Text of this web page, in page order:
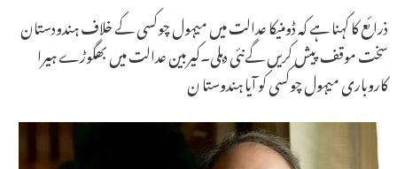
ذرائع کا کہنا ہے کہ ڈومنیکا عدالت میں میہول چوکسی کے خلاف ہندودستان
سخت موقف پیش کریں گےنئی دہلی۔کیربین عدالت میں بھگوڑے ہیرا
کاروباری میہول چوکسی کو آیا ہندوستا ن